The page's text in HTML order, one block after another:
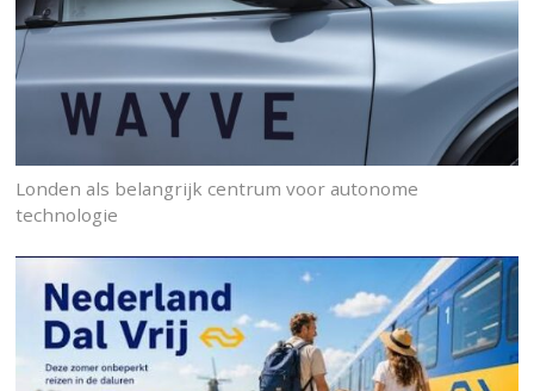
Londen als belangrijk centrum voor autonome
technologie